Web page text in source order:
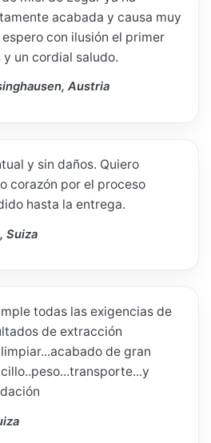
acabada y causa muy
con ilusión el primer
un cordial saludo.
Austria
y sin daños. Quiero
corazón por el proceso
hasta la entrega.
Suiza
todas las exigencias de
de extracción
de gran